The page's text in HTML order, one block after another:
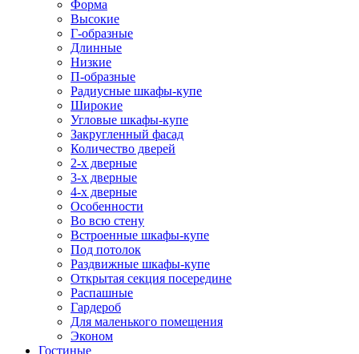
Форма
Высокие
Г-образные
Длинные
Низкие
П-образные
Радиусные шкафы-купе
Широкие
Угловые шкафы-купе
Закругленный фасад
Количество дверей
2-х дверные
3-х дверные
4-х дверные
Особенности
Во всю стену
Встроенные шкафы-купе
Под потолок
Раздвижные шкафы-купе
Открытая секция посередине
Распашные
Гардероб
Для маленького помещения
Эконом
Гостиные